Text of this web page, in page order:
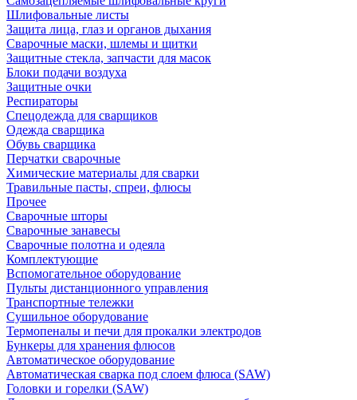
Шлифовальные листы
Защита лица, глаз и органов дыхания
Сварочные маски, шлемы и щитки
Защитные стекла, запчасти для масок
Блоки подачи воздуха
Защитные очки
Респираторы
Спецодежда для сварщиков
Одежда сварщика
Обувь сварщика
Перчатки сварочные
Химические материалы для сварки
Травильные пасты, спреи, флюсы
Прочее
Сварочные шторы
Сварочные занавесы
Сварочные полотна и одеяла
Комплектующие
Вспомогательное оборудование
Пульты дистанционного управления
Транспортные тележки
Сушильное оборудование
Термопеналы и печи для прокалки электродов
Бункеры для хранения флюсов
Автоматическое оборудование
Автоматическая сварка под слоем флюса (SAW)
Головки и горелки (SAW)